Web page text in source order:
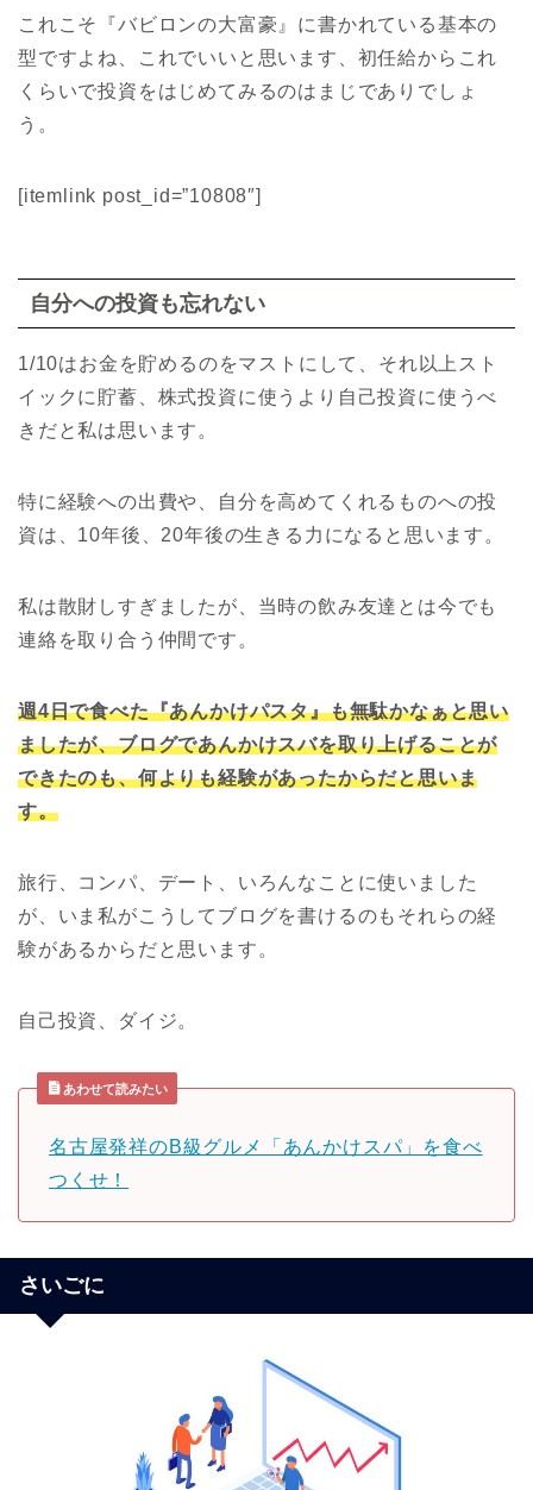
これこそ『バビロンの大富豪』に書かれている基本の
型ですよね、これでいいと思います、初任給からこれ
くらいで投資をはじめてみるのはまじでありでしょ
う。
[itemlink post_id=”10808″]
自分への投資も忘れない
1/10はお金を貯めるのをマストにして、それ以上スト
イックに貯蓄、株式投資に使うより自己投資に使うべ
きだと私は思います。
特に経験への出費や、自分を高めてくれるものへの投
資は、10年後、20年後の生きる力になると思います。
私は散財しすぎましたが、当時の飲み友達とは今でも
連絡を取り合う仲間です。
週4日で食べた『あんかけパスタ』も無駄かなぁと思い
ましたが、ブログであんかけスバを取り上げることが
できたのも、何よりも経験があったからだと思いま
す。
旅行、コンパ、デート、いろんなことに使いました
が、いま私がこうしてブログを書けるのもそれらの経
験があるからだと思います。
自己投資、ダイジ。
あわせて読みたい
名古屋発祥のB級グルメ「あんかけスパ」を食べ
つくせ！
さいごに